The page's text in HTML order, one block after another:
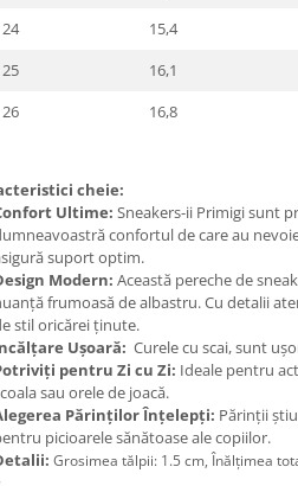
24
15,4
25
16,1
26
16,8
cheie:
Ultime: Sneakers-ii Primigi sunt
confortul de care au
suport optim.
Modern: Această pereche de
frumoasă de albastru. Cu detalii
stil oricărei ținute.
Ușoară: Curele cu scai, sunt
pentru Zi cu Zi: Ideale pentru
sau orele de joacă.
Părinților Înțelepți: Părinții
picioarele sănătoase ale copiilor.
Grosimea tălpii: 1.5 cm, Înălțimea